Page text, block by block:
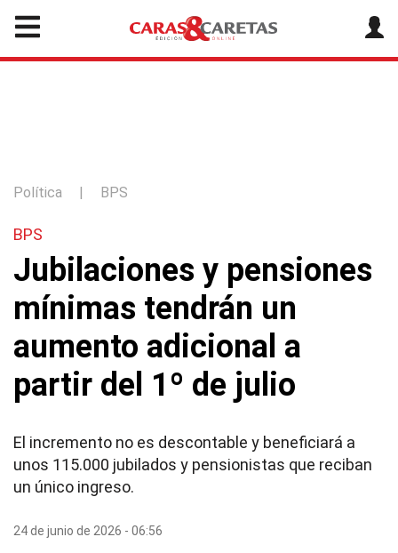
Política | BPS
BPS
Jubilaciones y pensiones
mínimas tendrán un
aumento adicional a
partir del 1º de julio
El incremento no es descontable y beneficiará a
unos 115.000 jubilados y pensionistas que reciban
un único ingreso.
24 de junio de 2026 - 06:56